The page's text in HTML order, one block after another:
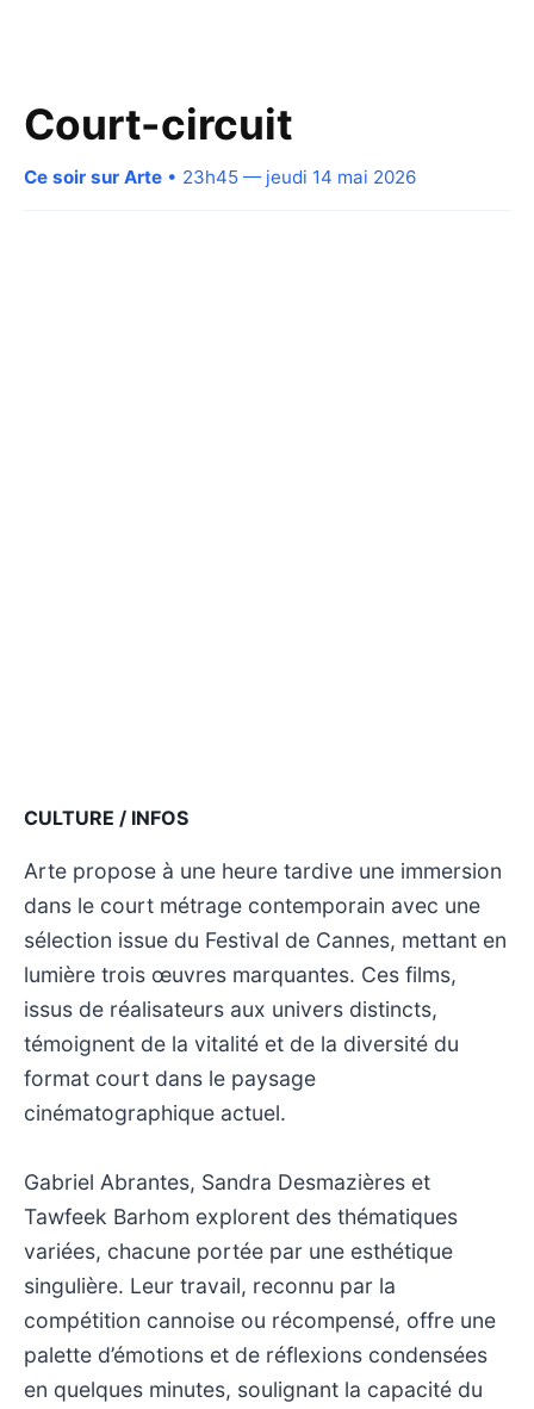
Court-circuit
Ce soir sur Arte • 23h45 — jeudi 14 mai 2026
CULTURE / INFOS
Arte propose à une heure tardive une immersion
dans le court métrage contemporain avec une
sélection issue du Festival de Cannes, mettant en
lumière trois œuvres marquantes. Ces films,
issus de réalisateurs aux univers distincts,
témoignent de la vitalité et de la diversité du
format court dans le paysage
cinématographique actuel.
Gabriel Abrantes, Sandra Desmazières et
Tawfeek Barhom explorent des thématiques
variées, chacune portée par une esthétique
singulière. Leur travail, reconnu par la
compétition cannoise ou récompensé, offre une
palette d’émotions et de réflexions condensées
en quelques minutes, soulignant la capacité du